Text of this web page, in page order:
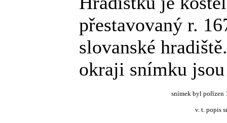
přestavovaný r.
slovanské
okraji snímku
snímek byl pořízen
v. t. popis